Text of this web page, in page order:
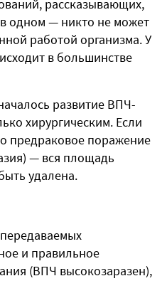
рассказывающих,
в одном — никто не может
работой организма. У
в большинстве
развитие ВПЧ-
хирургическим. Если
предраковое поражение
— вся площадь
удалена.
и правильное
(ВПЧ высокозаразен),